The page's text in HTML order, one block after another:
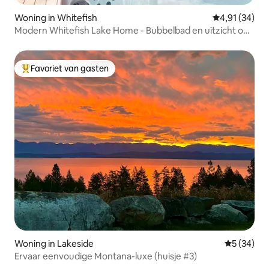
Woning in Whitefish Gemiddelde
4,91 (34)
Modern Whitefish Lake Home - Bubbelbad en uitzicht op
Topfavoriet van gasten
Favoriet van gasten
Woning in Lakeside
5 (34)
Ervaar eenvoudige Montana-luxe (huisje #3)